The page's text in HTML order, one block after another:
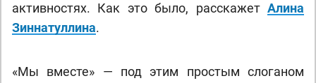
активностях. Как это было, расскажет Алина
Зиннатуллина.
«Мы вместе» — под этим простым слоганом